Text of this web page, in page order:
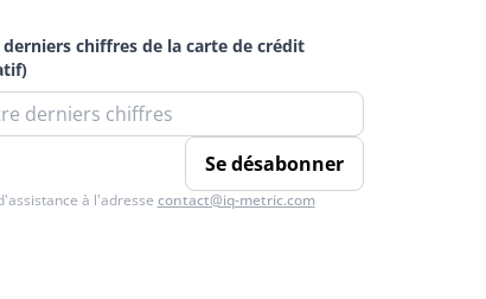
chiffres de la carte de crédit
Se désabonner
à l'adresse contact@iq-metric.com